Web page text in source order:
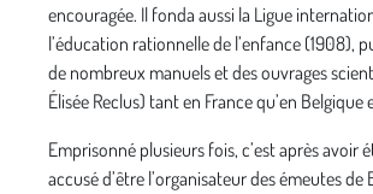
encouragée. Il fonda aussi la Ligue
l’éducation rationnelle de l’enfance (1908),
de nombreux manuels et des ouvrages
Élisée Reclus) tant en France qu’en Belgique
Emprisonné plusieurs fois, c’est après avoir
accusé d’être l’organisateur des émeutes de